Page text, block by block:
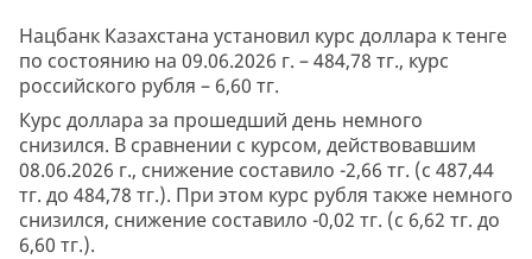
Нацбанк Казахстана установил курс доллара к тенге
по состоянию на 09.06.2026 г. – 484,78 тг., курс
российского рубля – 6,60 тг.
Курс доллара за прошедший день немного
снизился. В сравнении с курсом, действовавшим
08.06.2026 г., снижение составило -2,66 тг. (с 487,44
тг. до 484,78 тг.). При этом курс рубля также немного
снизился, снижение составило -0,02 тг. (с 6,62 тг. до
6,60 тг.).